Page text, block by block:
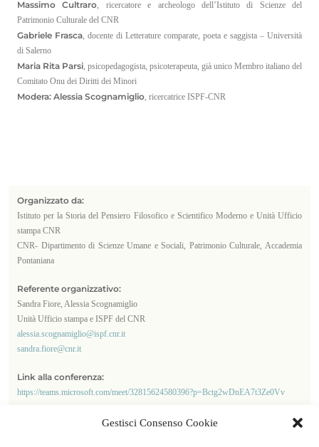
Gestisci Consenso Cookie
Massimo Cultraro, ricercatore e archeologo dell’Istituto di Scienze del
Patrimonio Culturale del CNR
Gabriele Frasca, docente di Letterature comparate, poeta e saggista – Università
di Salerno
Maria Rita Parsi, psicopedagogista, psicoterapeuta, già unico Membro italiano del
Comitato Onu dei Diritti dei Minori
Modera: Alessia Scognamiglio, ricercatrice ISPF-CNR
Organizzato da:
Istituto per la Storia del Pensiero Filosofico e Scientifico Moderno e Unità Ufficio
stampa CNR
CNR- Dipartimento di Scienze Umane e Sociali, Patrimonio Culturale, Accademia
Pontaniana
Referente organizzativo:
Sandra Fiore, Alessia Scognamiglio
Unità Ufficio stampa e ISPF del CNR
alessia.scognamiglio@ispf.cnr.it
sandra.fiore@cnr.it
Link alla conferenza:
https://teams.microsoft.com/meet/32815624580396?p=Bctg2wDnEA7t3Ze0Vv